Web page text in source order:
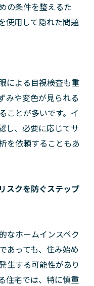
の条件を整えるた
使用して隠れた問題
による目視検査も重
みや変色が見られる
ことが多いです。イ
し、必要に応じてサ
を依頼することもあ
スクを防ぐステップ
なホームインスペク
あっても、住み始め
生する可能性があり
住宅では、特に慎重